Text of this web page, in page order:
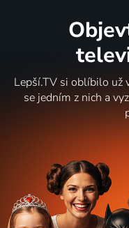
Lepší.TV si oblíbilo už
se jedním z nich a